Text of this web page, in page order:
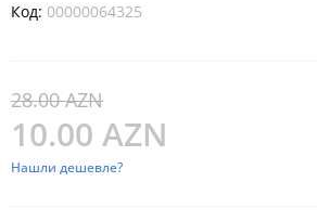
Код: 00000064325
28.00 AZN
10.00 AZN
Нашли дешевле?